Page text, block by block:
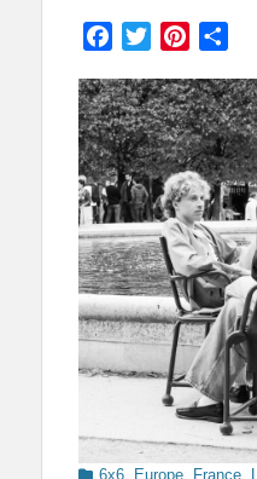
Facebook
TwitterPinterest
Categories
6x6, Europe, France,